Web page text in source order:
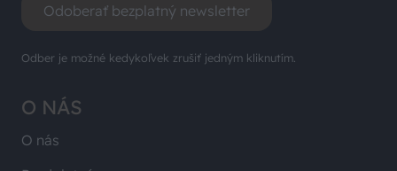
O NÁS
O nás
Odoberať bezplatný newsletter
Odber je možné kedykoľvek zrušiť jedným kliknutím.